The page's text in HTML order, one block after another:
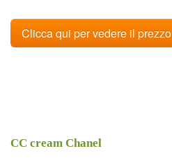
Clicca qui per vedere il prezzo
CC cream Chanel